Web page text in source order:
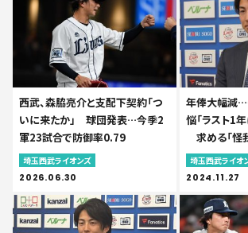
西武、森脇亮介と支配下契約「つ
いに来たか」 球団発表…今季2
軍23試合で防御率0.79
埼玉西武ライオンズ
2026.06.30
年俸大幅減…
悩「ラスト1
求める「怪
埼玉西武ライオ
2024.11.27